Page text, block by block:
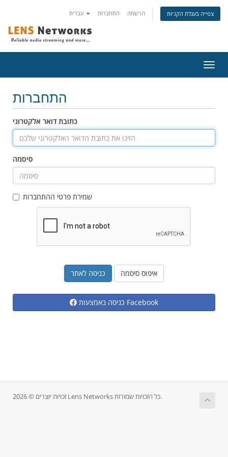
התחברות הרשמה צפייה בעגלת הקניות
ניווט
התחברות
כתובת דואר אלקטרוני
סיסמה
שמירת פרטי ההתחברות
איפוס סיסמה
כניסה באמצעות Facebook
זכויות יוצרים © 2026 Lens Networks כל הזכויות שמורות.